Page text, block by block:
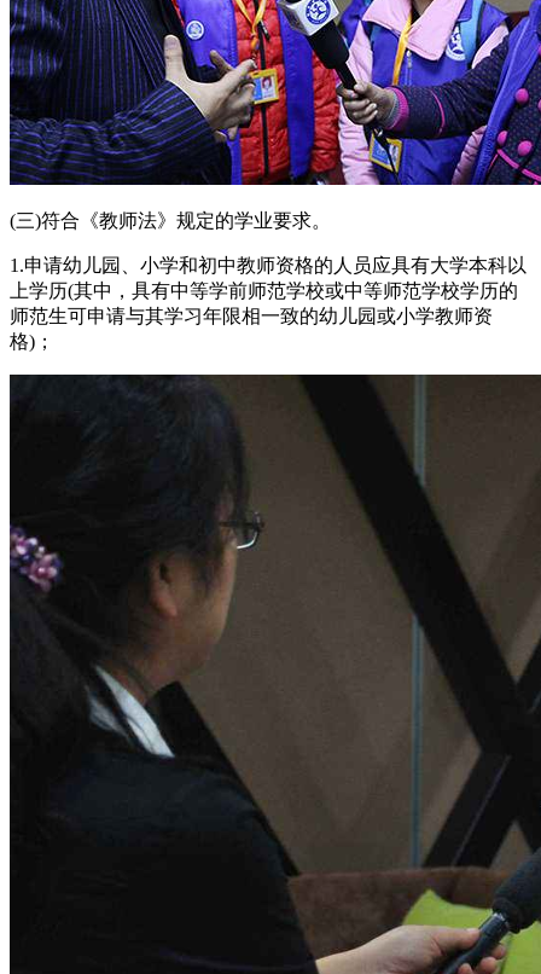
(三)符合《教师法》规定的学业要求。
1.申请幼儿园、小学和初中教师资格的人员应具有大学本科以
上学历(其中，具有中等学前师范学校或中等师范学校学历的
师范生可申请与其学习年限相一致的幼儿园或小学教师资
格)；